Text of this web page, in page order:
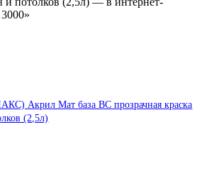
Акрил Мат база BC прозрачная краска
(2,5л)